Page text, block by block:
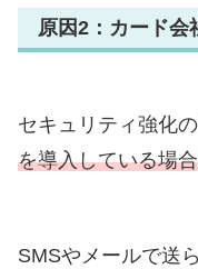
原因2：カード会
セキュリティ強化の
を導入している場合
SMSやメールで送